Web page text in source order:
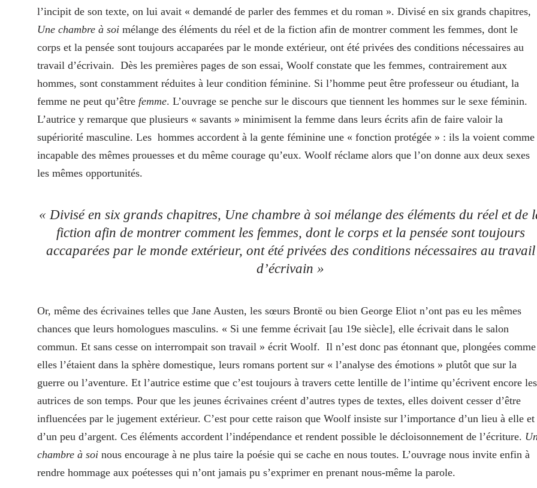
l’incipit de son texte, on lui avait « demandé de parler des femmes et du roman ». Divisé en six grands chapitres,
Une chambre à soi mélange des éléments du réel et de la fiction afin de montrer comment les femmes, dont le
corps et la pensée sont toujours accaparées par le monde extérieur, ont été privées des conditions nécessaires au
travail d’écrivain. Dès les premières pages de son essai, Woolf constate que les femmes, contrairement aux
hommes, sont constamment réduites à leur condition féminine. Si l’homme peut être professeur ou étudiant, la
femme ne peut qu’être femme. L’ouvrage se penche sur le discours que tiennent les hommes sur le sexe féminin.
L’autrice y remarque que plusieurs « savants » minimisent la femme dans leurs écrits afin de faire valoir la
supériorité masculine. Les hommes accordent à la gente féminine une « fonction protégée » : ils la voient comme
incapable des mêmes prouesses et du même courage qu’eux. Woolf réclame alors que l’on donne aux deux sexes
les mêmes opportunités.
« Divisé en six grands chapitres, Une chambre à soi mélange des éléments du réel et de
fiction afin de montrer comment les femmes, dont le corps et la pensée sont toujours
accaparées par le monde extérieur, ont été privées des conditions nécessaires au travail
d’écrivain »
Or, même des écrivaines telles que Jane Austen, les sœurs Brontë ou bien George Eliot n’ont pas eu les mêmes
chances que leurs homologues masculins. « Si une femme écrivait [au 19e siècle], elle écrivait dans le salon
commun. Et sans cesse on interrompait son travail » écrit Woolf. Il n’est donc pas étonnant que, plongées comme
elles l’étaient dans la sphère domestique, leurs romans portent sur « l’analyse des émotions » plutôt que sur la
guerre ou l’aventure. Et l’autrice estime que c’est toujours à travers cette lentille de l’intime qu’écrivent encore les
autrices de son temps. Pour que les jeunes écrivaines créent d’autres types de textes, elles doivent cesser d’être
influencées par le jugement extérieur. C’est pour cette raison que Woolf insiste sur l’importance d’un lieu à elle et
d’un peu d’argent. Ces éléments accordent l’indépendance et rendent possible le décloisonnement de l’écriture.
chambre à soi nous encourage à ne plus taire la poésie qui se cache en nous toutes. L’ouvrage nous invite enfin à
rendre hommage aux poétesses qui n’ont jamais pu s’exprimer en prenant nous-même la parole.